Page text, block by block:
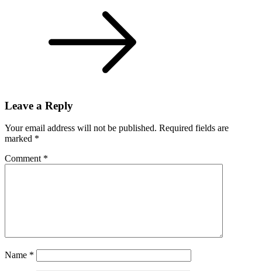
Leave a Reply
Your email address will not be published. Required fields are
marked *
Comment *
Name *